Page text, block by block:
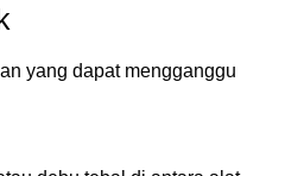
yang dapat mengganggu